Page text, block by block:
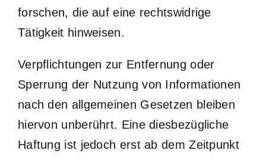
forschen, die auf eine rechtswidrige
Tätigkeit hinweisen.
Verpflichtungen zur Entfernung oder
Sperrung der Nutzung von Informationen
nach den allgemeinen Gesetzen bleiben
hiervon unberührt. Eine diesbezügliche
Haftung ist jedoch erst ab dem Zeitpunkt